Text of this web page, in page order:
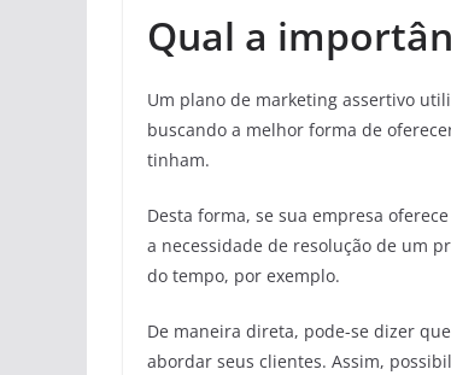
Qual a
Um plano de marketing assertivo
buscando a melhor forma de
tinham.
Desta forma, se sua empresa
a necessidade de resolução de um
do tempo, por exemplo.
De maneira direta, pode-se dizer
abordar seus clientes. Assim,